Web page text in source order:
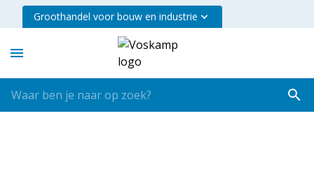
Groothandel voor bouw en industrie